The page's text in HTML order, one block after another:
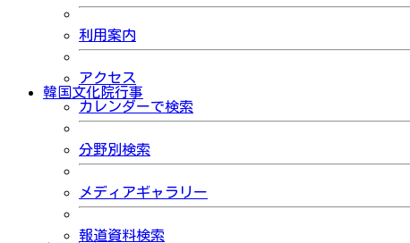
利用案内
アクセス
韓国文化院行事
カレンダーで検索
分野別検索
メディアギャラリー
報道資料検索